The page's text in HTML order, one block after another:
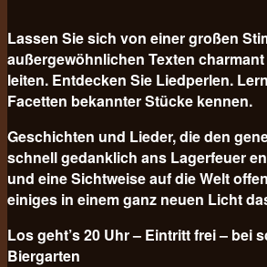
Lassen Sie sich von einer großen
außergewöhnlichen Texten
leiten. Entdecken Sie Liedperlen.
Facetten bekannter Stücke kennen.
Geschichten und Lieder, die den
schnell gedanklich ans Lagerfeuer
und eine Sichtweise auf die Welt
einiges in einem ganz neuen Licht
Los geht’s 20 Uhr – Eintritt frei – bei
Biergarten